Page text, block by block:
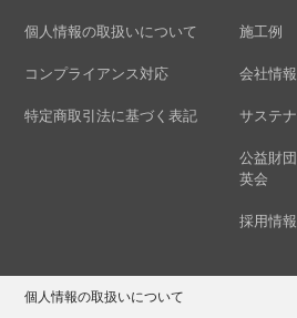
個人情報の取扱いについて
コンプライアンス対応
特定商取引法に基づく表記
施工例
会社情報
サステ
公益財
英会
採用情報
個人情報の取扱いについて